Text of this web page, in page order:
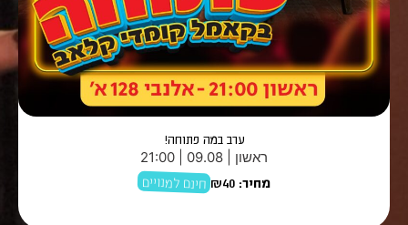
ערב במה פתוחה!
ראשון | 09.08 | 21:00
מחיר: ₪40 חינם למנויים